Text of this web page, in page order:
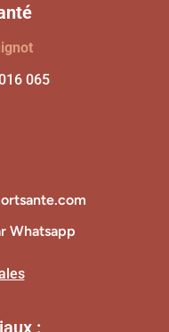
065
Whatsapp
: